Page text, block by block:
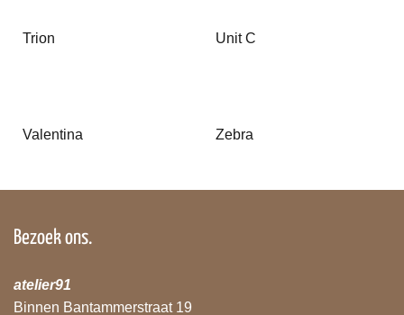
Trion Unit C
Valentina Zebra
Bezoek ons.
atelier91
Binnen Bantammerstraat 19